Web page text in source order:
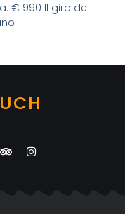
€ 990 Il giro del